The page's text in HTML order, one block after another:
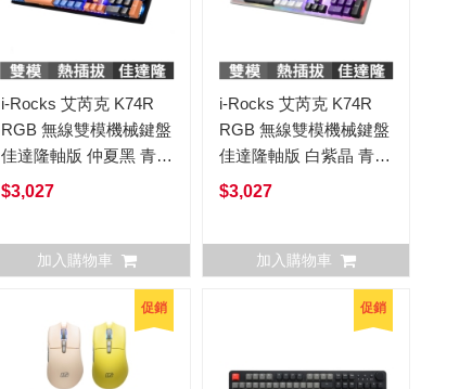
i-Rocks 艾芮克 K74R
RGB 無線雙模機械鍵盤
佳達隆軸版 仲夏黑 青軸
紅軸茶軸 中文
$3,027
加入購物車
i-Rocks 艾芮克 K74R
RGB 無線雙模機械鍵盤
佳達隆軸版 白紫晶 青軸
紅軸茶軸 中文
$3,027
加入購物車
促銷 促銷